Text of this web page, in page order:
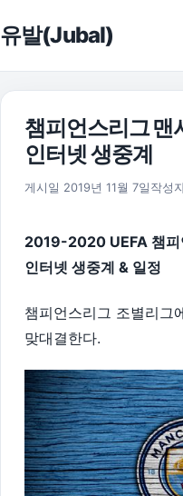
유발(Jubal)
챔피언스리그 맨
인터넷 생중계
게시일 2019년 11월 7일 2026
작성
2019-2020 UEFA 챔피
인터넷 생중계 & 일정
챔피언스리그 조별리그
맞대결한다.